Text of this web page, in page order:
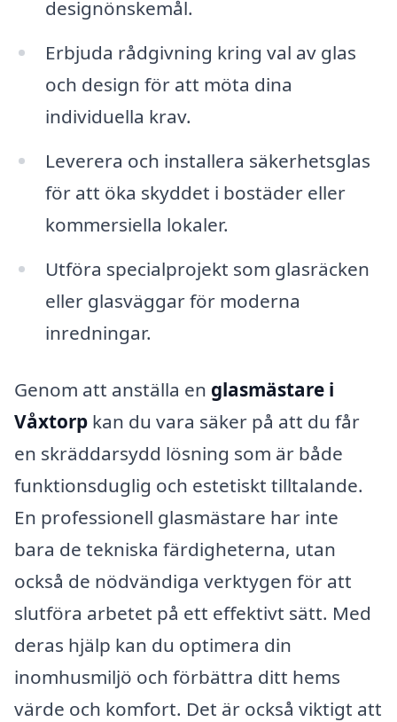
designönskemål.
Erbjuda rådgivning kring val av glas
och design för att möta dina
individuella krav.
Leverera och installera säkerhetsglas
för att öka skyddet i bostäder eller
kommersiella lokaler.
Utföra specialprojekt som glasräcken
eller glasväggar för moderna
inredningar.
Genom att anställa en glasmästare i
Våxtorp kan du vara säker på att du får
en skräddarsydd lösning som är både
funktionsduglig och estetiskt tilltalande.
En professionell glasmästare har inte
bara de tekniska färdigheterna, utan
också de nödvändiga verktygen för att
slutföra arbetet på ett effektivt sätt. Med
deras hjälp kan du optimera din
inomhusmiljö och förbättra ditt hems
värde och komfort. Det är också viktigt att